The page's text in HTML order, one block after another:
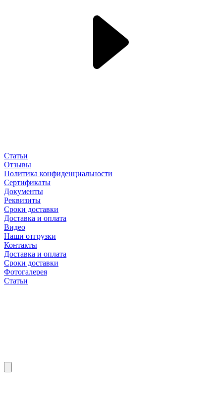
Статьи
Отзывы
Политика конфиденциальности
Сертификаты
Документы
Реквизиты
Сроки доставки
Доставка и оплата
Видео
Наши отгрузки
Контакты
Доставка и оплата
Сроки доставки
Фотогалерея
Статьи